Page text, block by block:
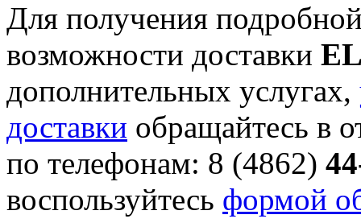
Для получения
возможности доставки
дополнительных услугах,
доставки обращайтесь в
по телефонам: 8 (4862)
воспользуйтесь формой